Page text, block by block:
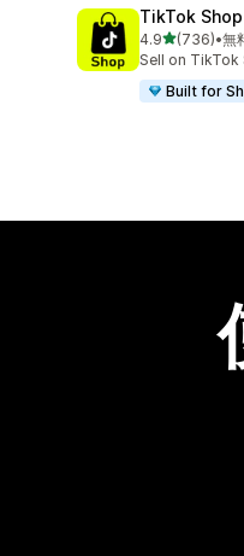
TikTok
4.95つ星中
(736)
合計レビュー
•無
Sell on
Built for